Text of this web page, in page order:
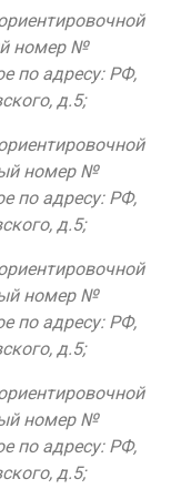
номер №
по адресу: РФ,
д.5;
номер №
по адресу: РФ,
д.5;
номер №
по адресу: РФ,
д.5;
номер №
по адресу: РФ,
д.5;